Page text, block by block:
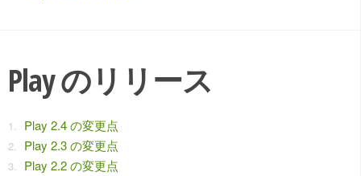
Play のリリース
Play 2.4 の変更点
Play 2.3 の変更点
Play 2.2 の変更点